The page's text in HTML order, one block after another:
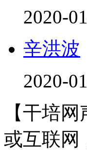
2020-
辛洪波
2020-
【干培
或互联网